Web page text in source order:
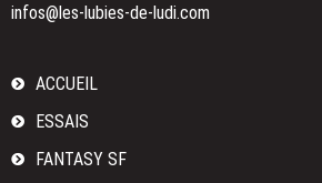
infos@les-lubies-de-ludi.com
ACCUEIL
ESSAIS
FANTASY SF